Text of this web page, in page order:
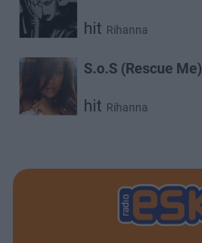
hit Rihanna
S.o.S (Rescue Me)
hit Rihanna